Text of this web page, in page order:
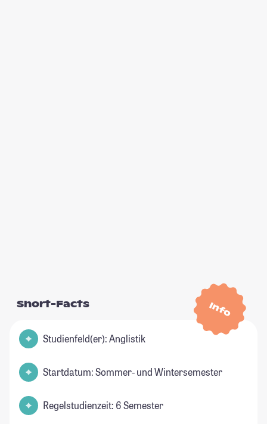
Info
Short-Facts
Studienfeld(er): Anglistik
Startdatum: Sommer- und Wintersemester
Regelstudienzeit: 6 Semester